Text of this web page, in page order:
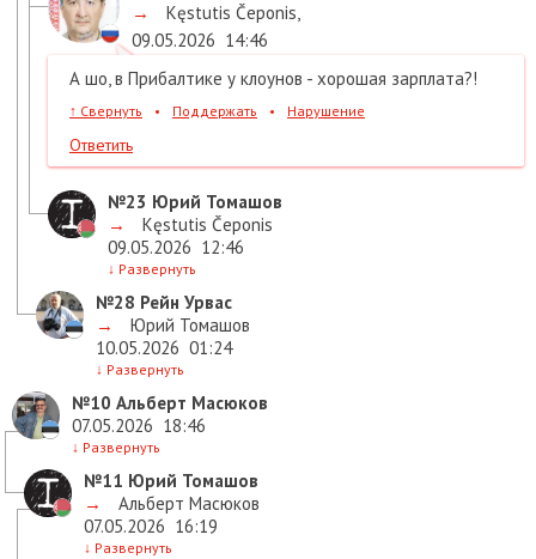
→
Kęstutis Čeponis,
09.05.2026 14:46
А шо, в Прибалтике у клоунов - хорошая зарплата?!
↑ Свернуть • Поддержать • Нарушение
Ответить
№23 Юрий Томашов
→
Kęstutis Čeponis
09.05.2026 12:46
↓ Развернуть
№28 Рейн Урвас
→
Юрий Томашов
10.05.2026 01:24
↓ Развернуть
№10 Альберт Масюков
07.05.2026 18:46
↓ Развернуть
№11 Юрий Томашов
→
Альберт Масюков
07.05.2026 16:19
↓ Развернуть